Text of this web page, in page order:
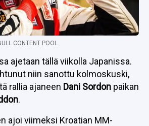
CONTENT POOL.
ajetaan tällä viikolla Japanissa.
niin sanottu kolmoskuski,
rallia ajaneen Dani Sordon paikan
.
ajoi viimeksi Kroatian MM-